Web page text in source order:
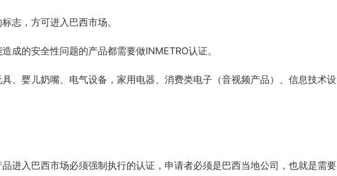
志，方可进入巴西市场。
成的安全性问题的产品都需要做INMETRO认证。
、婴儿奶嘴、电气设备，家用电器、消费类电子（音视频产品）、信息技术设
进入巴西市场必须强制执行的认证，申请者必须是巴西当地公司，也就是需要